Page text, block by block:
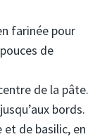
farinée pour
de
de la pâte.
bords.
et de basilic, en